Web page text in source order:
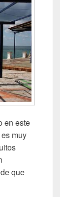
en este
muy
que